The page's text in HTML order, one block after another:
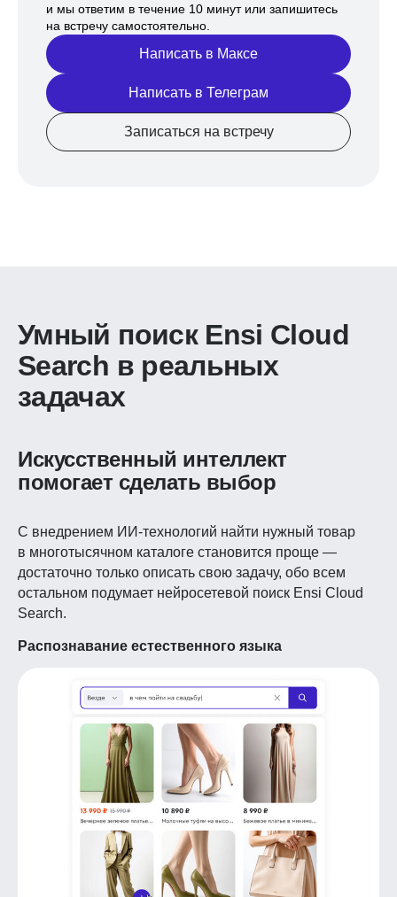
и мы ответим в течение 10 минут или запишитесь
на встречу самостоятельно.
Написать в Максе
Написать в Телеграм
Записаться на встречу
Умный поиск Ensi Cloud
Search в реальных
задачах
Искусственный интеллект
помогает сделать выбор
С внедрением ИИ-технологий найти нужный товар
в многотысячном каталоге становится проще —
достаточно только описать свою задачу, обо всем
остальном подумает нейросетевой поиск Ensi Cloud
Search.
Распознавание естественного языка